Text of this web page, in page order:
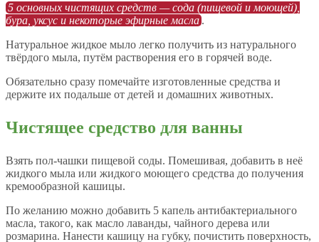
5 основных чистящих средств — сода (пищевой и моющей),
бура, уксус и некоторые эфирные масла .
Натуральное жидкое мыло легко получить из натурального
твёрдого мыла, путём растворения его в горячей воде.
Обязательно сразу помечайте изготовленные средства и
держите их подальше от детей и домашних животных.
Чистящее средство для ванны
Взять пол-чашки пищевой соды. Помешивая, добавить в неё
жидкого мыла или жидкого моющего средства до получения
кремообразной кашицы.
По желанию можно добавить 5 капель антибактериального
масла, такого, как масло лаванды, чайного дерева или
розмарина. Нанести кашицу на губку, почистить поверхность,